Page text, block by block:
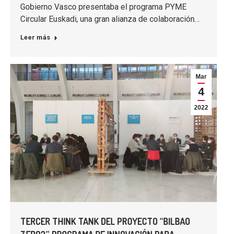
Gobierno Vasco presentaba el programa PYME
Circular Euskadi, una gran alianza de colaboración…
Leer más
Mar
4
2022
TERCER THINK TANK DEL PROYECTO “BILBAO